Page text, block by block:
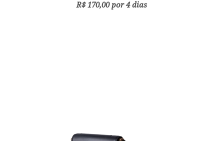
R$ 170,00 por 4 dias